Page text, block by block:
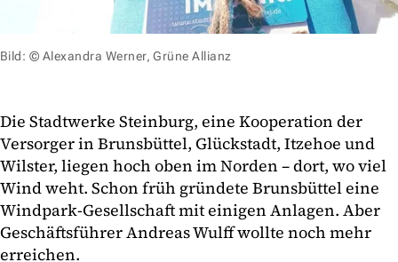
Bild: © Alexandra Werner, Grüne Allianz
Die Stadtwerke Steinburg, eine Kooperation der
Versorger in Brunsbüttel, Glückstadt, Itzehoe und
Wilster, liegen hoch oben im Norden – dort, wo viel
Wind weht. Schon früh gründete Brunsbüttel eine
Windpark-Gesellschaft mit einigen Anlagen. Aber
Geschäftsführer Andreas Wulff wollte noch mehr
erreichen.